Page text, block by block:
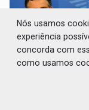
MEDIDA:
em troca de
Nós usamos
experiência
concorda com
como usamos